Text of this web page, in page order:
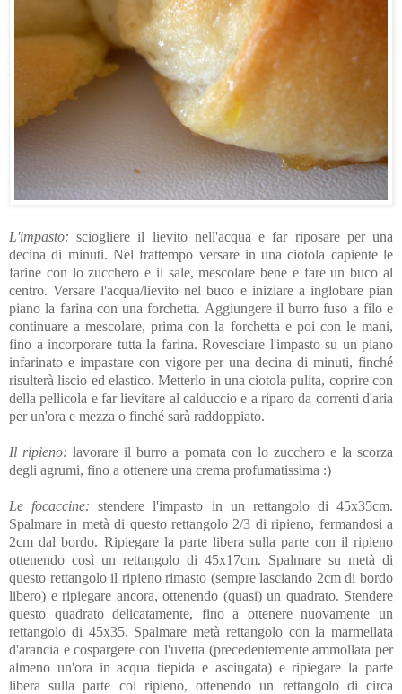
L'impasto: sciogliere il lievito nell'acqua e far riposare per una
decina di minuti. Nel frattempo versare in una ciotola capiente le
farine con lo zucchero e il sale, mescolare bene e fare un buco al
centro. Versare l'acqua/lievito nel buco e iniziare a inglobare pian
piano la farina con una forchetta. Aggiungere il burro fuso a filo e
continuare a mescolare, prima con la forchetta e poi con le mani,
fino a incorporare tutta la farina. Rovesciare l'impasto su un piano
infarinato e impastare con vigore per una decina di minuti, finché
risulterà liscio ed elastico. Metterlo in una ciotola pulita, coprire con
della pellicola e far lievitare al calduccio e a riparo da correnti d'aria
per un'ora e mezza o finché sarà raddoppiato.
Il ripieno: lavorare il burro a pomata con lo zucchero e la scorza
degli agrumi, fino a ottenere una crema profumatissima :)
Le focaccine: stendere l'impasto in un rettangolo di 45x35cm.
Spalmare in metà di questo rettangolo 2/3 di ripieno, fermandosi a
2cm dal bordo. Ripiegare la parte libera sulla parte con il ripieno
ottenendo così un rettangolo di 45x17cm. Spalmare su metà di
questo rettangolo il ripieno rimasto (sempre lasciando 2cm di bordo
libero) e ripiegare ancora, ottenendo (quasi) un quadrato. Stendere
questo quadrato delicatamente, fino a ottenere nuovamente un
rettangolo di 45x35. Spalmare metà rettangolo con la marmellata
d'arancia e cospargere con l'uvetta (precedentemente ammollata per
almeno un'ora in acqua tiepida e asciugata) e ripiegare la parte
libera sulla parte col ripieno, ottenendo un rettangolo di circa